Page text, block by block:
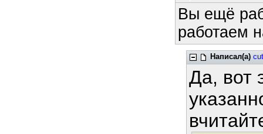
Вы ещё
работаем
Написал(а)
Да, вот